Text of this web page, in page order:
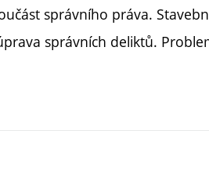
správního práva.
správních deliktů.